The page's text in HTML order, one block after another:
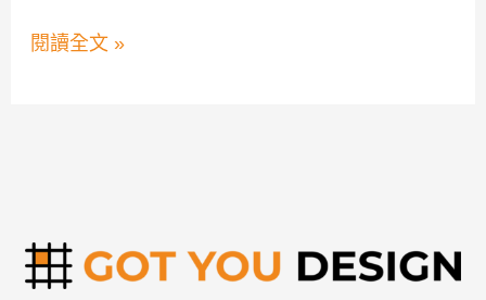
多
閱讀全文 »